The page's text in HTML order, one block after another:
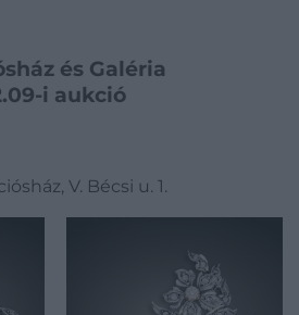
és Galéria
i aukció
V. Bécsi u. 1.